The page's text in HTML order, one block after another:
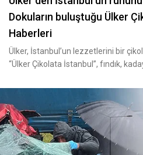
Dokuların buluştuğu Ülker
Haberleri
Ülker, İstanbul’un lezzetlerini bir
“Ülker Çikolata İstanbul”, fındık,